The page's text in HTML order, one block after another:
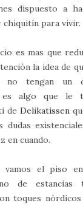
dispuesto a
chiquitín para vivir.
es mas que
la idea de
no tengan un
es algo que le
de Delikatissen
dudas
en cuando.
vamos el piso
de estancias
toques